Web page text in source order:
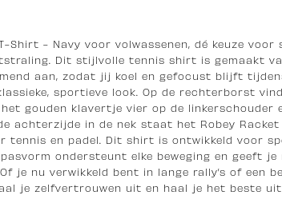
Shirt - Navy voor volwassenen, dé keuze voor
Dit stijlvolle tennis shirt is gemaakt
aan, zodat jij koel en gefocust blijft
sportieve look. Op de rechterborst
gouden klavertje vier op de linkerschouder
achterzijde in de nek staat het Robey Racket
tennis en padel. Dit shirt is ontwikkeld voor
ondersteunt elke beweging en geeft je
je nu verwikkeld bent in lange rally’s of een
je zelfvertrouwen uit en haal je het beste uit